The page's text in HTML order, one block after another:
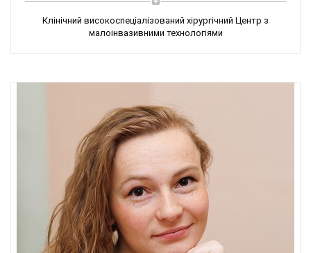
Клінічний високоспеціалізований хірургічний Центр з
малоінвазивними технологіями